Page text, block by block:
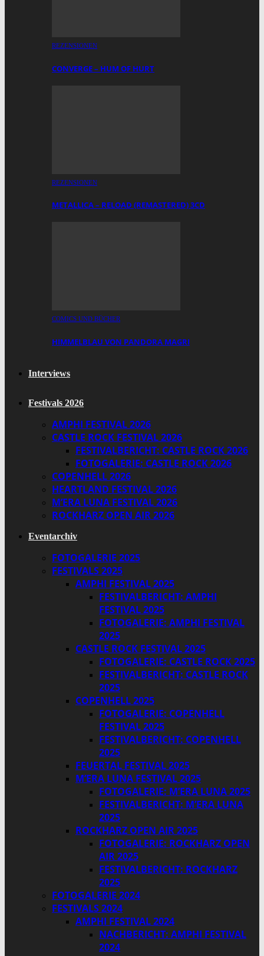
REZENSIONEN
CONVERGE – HUM OF HURT
REZENSIONEN
METALLICA – RELOAD (REMASTERED) 3CD
COMICS UND BÜCHER
HIMMELBLAU VON PANDORA MAGRI
Interviews
Festivals 2026
AMPHI FESTIVAL 2026
CASTLE ROCK FESTIVAL 2026
FESTIVALBERICHT: CASTLE ROCK 2026
FOTOGALERIE: CASTLE ROCK 2026
COPENHELL 2026
HEARTLAND FESTIVAL 2026
M’ERA LUNA FESTIVAL 2026
ROCKHARZ OPEN AIR 2026
Eventarchiv
FOTOGALERIE 2025
FESTIVALS 2025
AMPHI FESTIVAL 2025
FESTIVALBERICHT: AMPHI
FESTIVAL 2025
FOTOGALERIE: AMPHI FESTIVAL
2025
CASTLE ROCK FESTIVAL 2025
FOTOGALERIE: CASTLE ROCK 2025
FESTIVALBERICHT: CASTLE ROCK
2025
COPENHELL 2025
FOTOGALERIE: COPENHELL
FESTIVAL 2025
FESTIVALBERICHT: COPENHELL
2025
FEUERTAL FESTIVAL 2025
M’ERA LUNA FESTIVAL 2025
FOTOGALERIE: M’ERA LUNA 2025
FESTIVALBERICHT: M’ERA LUNA
2025
ROCKHARZ OPEN AIR 2025
FOTOGALERIE: ROCKHARZ OPEN
AIR 2025
FESTIVALBERICHT: ROCKHARZ
2025
FOTOGALERIE 2024
FESTIVALS 2024
AMPHI FESTIVAL 2024
NACHBERICHT: AMPHI FESTIVAL
2024